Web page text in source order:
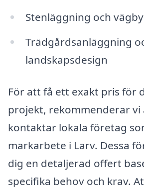
Stenläggning och
Trädgårdsanläggning
landskapsdesign
För att få ett exakt pris för
projekt, rekommenderar vi
kontaktar lokala företag
markarbete i Larv. Dessa
dig en detaljerad offert
specifika behov och krav.